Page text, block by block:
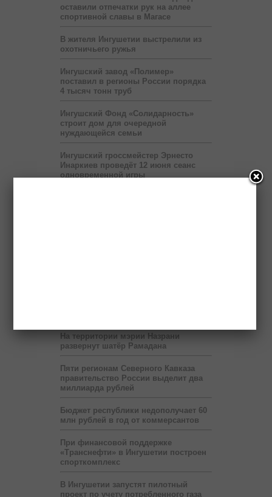
оставили отпечатки рук на аллее
спортивной славы в Магасе
В жителя Ингушетии выстрелили из
охотничьего ружья
Ингушский завод «Полимер»
поставил в регионы России порядка
4 тысяч тонн труб
Ингушский Фонд «Солидарность»
строит дом для очередной
нуждающейся семьи
Ингушский гроссмейстер Эрнесто
Инаркиев проведёт 12 июня сеанс
одновременной игры
На территории мэрии Назрани
развернут шатёр Рамадана
Пяти регионам Северного Кавказа
правительство России выделит два
миллиарда рублей
Бюджет республики недополучает 60
млн рублей в год от коммерсантов
При финансовой поддержке
«Транснефти» в Ингушетии построен
спорткомплекс
В Ингушетии запустят пилотный
проект по учету потребленного газа